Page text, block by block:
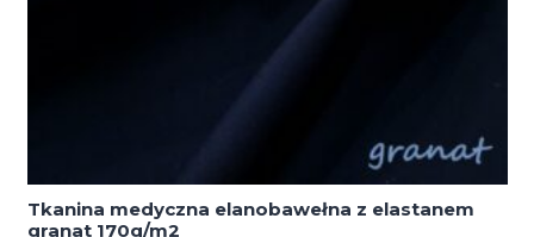
Tkanina medyczna elanobawełna z elastanem
granat 170g/m2